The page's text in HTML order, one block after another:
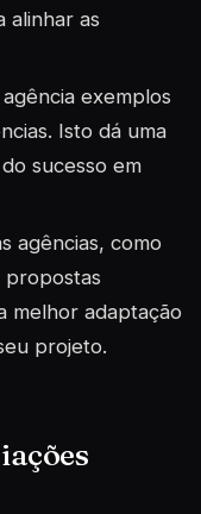
alinhar as
agência exemplos
Isto dá uma
sucesso em
agências, como
propostas
melhor adaptação
projeto.